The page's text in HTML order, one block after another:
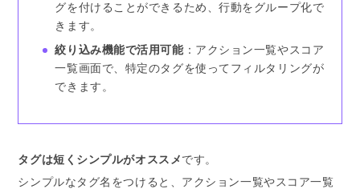
グを付けることができるため、行動をグループ化で
きます。
絞り込み機能で活用可能：アクション一覧やスコア
一覧画面で、特定のタグを使ってフィルタリングが
できます。
タグは短くシンプルがオススメです。
シンプルなタグ名をつけると、アクション一覧やスコア一覧